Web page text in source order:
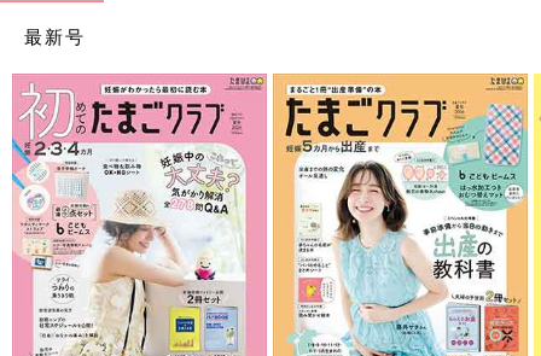
お話／辻希美さん 撮影／藤原 宏［Pygmy Company］ スタイ
リング／トリイクニコ（辻さん分）、伊賀瀬（夢空ちゃん分）
ヘア＆メイク／冨永朋子 取材・文／中澤夕美恵、ひよこクラブ
編集部
【豪華付録】こども ビームス 「カシャ
カシャ ピッピー しかけ布絵本」が1冊に
1つついてくる『ひよこクラブ』夏号が
発売中！
『ひよこクラブ』夏号では、こども ビームス
「カシャカシャ ピッピー しかけ布絵本」が１
冊に１つついてきます。触ると音が鳴ったり、
めくりのしかけで遊べる赤ちゃんにとってもワ
クワク楽しいおもちゃです。
子育ても仕事も全力で楽しむ辻さん。お話を聞いているだけで、
最新号